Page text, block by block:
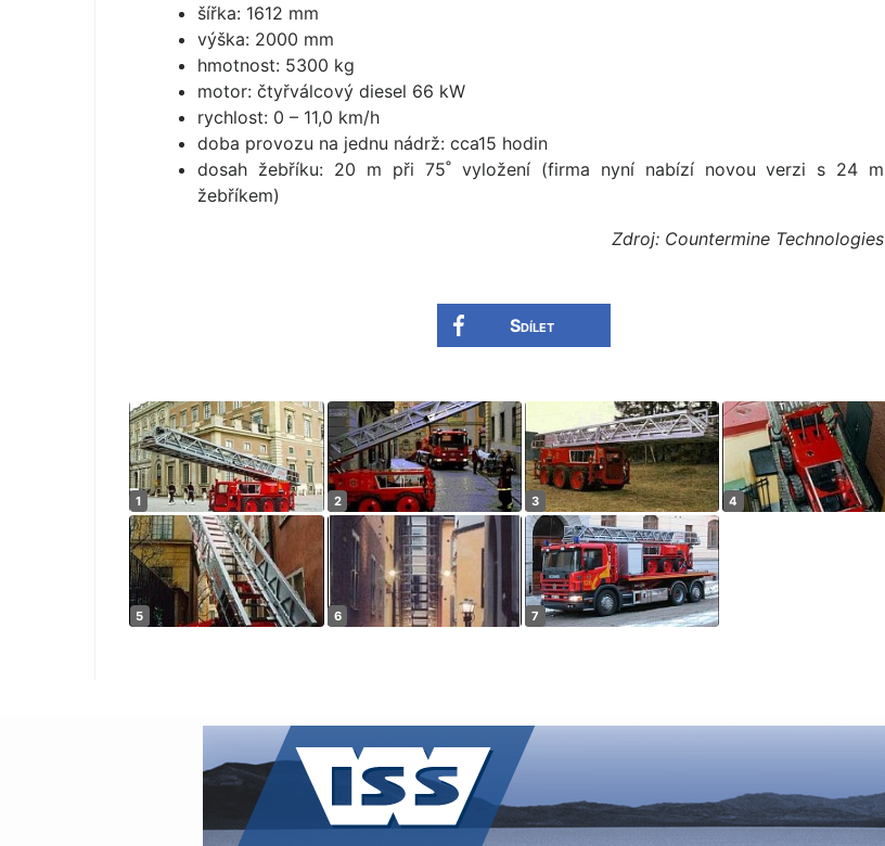
šířka: 1612 mm
výška: 2000 mm
hmotnost: 5300 kg
motor: čtyřválcový diesel 66 kW
rychlost: 0 – 11,0 km/h
doba provozu na jednu nádrž: cca15 hodin
dosah žebříku: 20 m při 75˚ vyložení (firma nyní nabízí novou verzi s 24 m
žebříkem)
Zdroj: Countermine Technologies
Sdílet